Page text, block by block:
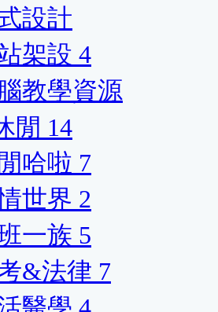
設計
架設 4
教學資源
閒 14
哈啦 7
世界 2
班一族 5
&法律 7